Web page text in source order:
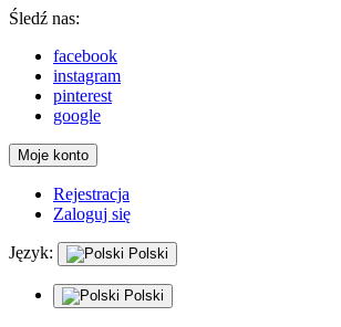
Śledź nas:
facebook
instagram
pinterest
google
Moje konto
Rejestracja
Zaloguj się
Język: Polski
Polski